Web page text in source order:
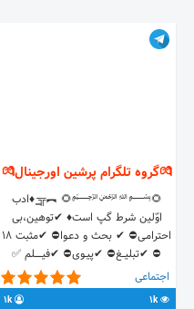
💏گروه تلگرام پرشین اورجینال💏
🌻﷽🌻 ︻╦̵̵͇ ♦ادب
اوّلين شرط گپ است♦ ✔توهین،بی
احترامـی⛔️ ✔ بحث و دعـوا⛔️ ✔مثبت 18
⛔️ ✔تبلیـــغ⛔️ ✔پیــوی⛔️ ✔فیــــــــلم ✅
✔موزیـــــڪ ✅ ✔برنـــامـــــــــــه✅ ✔️متـن بدون
آیدیپَُِرَُِشَُِیَُِنَُِ َُِعَُِشَُِقَُِ َُِوَُِحَُِسَُِرَُِتَُِⓂ️ Join G
اجتماعی
1k
1k